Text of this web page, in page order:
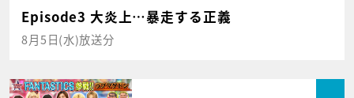
Episode3 大炎上…暴走する正義
8月5日(水)放送分